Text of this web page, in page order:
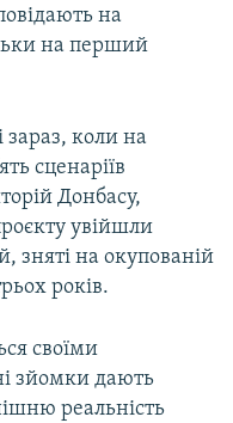
на
на перший
зараз, коли на
сценаріїв
Донбасу,
увійшли
зняті на окупованій
років.
своїми
зйомки дають
реальність